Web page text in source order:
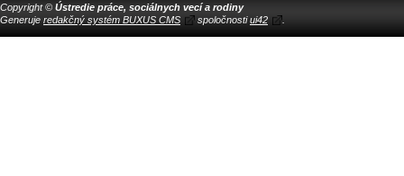
Copyright © Ústredie práce, sociálnych vecí a rodiny
Generuje redakčný systém BUXUS CMS spoločnostiui42